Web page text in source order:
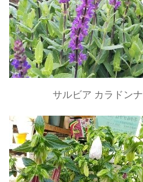
サルビア カラドンナ